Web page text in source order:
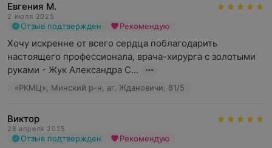
Евгения М.
2 июля 2025
Отзыв подтвержден Рекомендую
Хочу искренне от всего сердца поблагодарить
настоящего профессионала, врача-хирурга с золотыми
руками - Жук Александра С...
«РКМЦ», Минский р-н, аг. Ждановичи, 81/5
Виктор
28 апреля 2025
Отзыв подтвержден Рекомендую